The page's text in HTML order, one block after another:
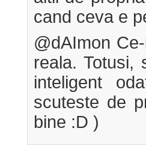
cand ceva e
@dAImon
reala. Totusi,
inteligent
scuteste de
bine :D )